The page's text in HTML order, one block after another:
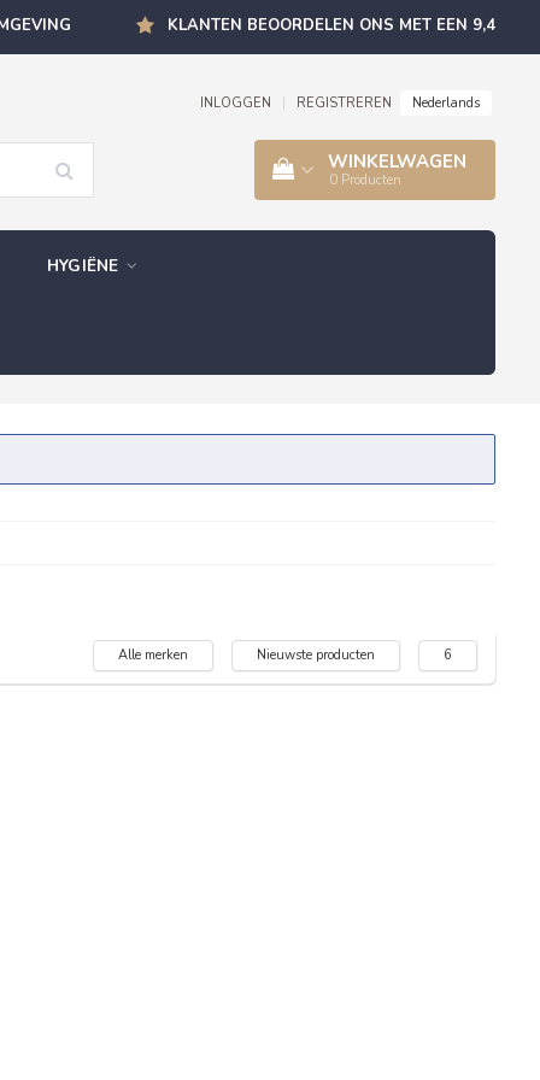
KLANTEN BEOORDELEN ONS MET EEN 9,4
INLOGGEN REGISTREREN Nederlands
WINKELWAGEN
0 Producten
HYGIËNE
Alle merken Nieuwste producten 6